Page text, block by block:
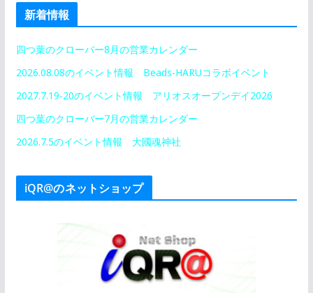
新着情報
四つ葉のクローバー8月の営業カレンダー
2026.08.08のイベント情報 Beads-HARUコラボイベント
2027.7.19-20のイベント情報 アリオスオープンデイ2026
四つ葉のクローバー7月の営業カレンダー
2026.7.5のイベント情報 大國魂神社
iQR@のネットショップ